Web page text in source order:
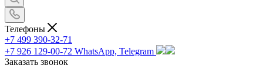
Телефоны
+7 499 390-32-71
+7 926 129-00-72 WhatsApp, Telegram
Заказать звонок